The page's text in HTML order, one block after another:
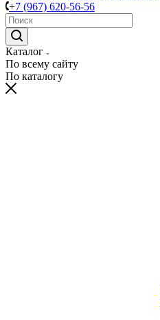
+7 (967) 620-56-56
Каталог
По всему сайту
По каталогу